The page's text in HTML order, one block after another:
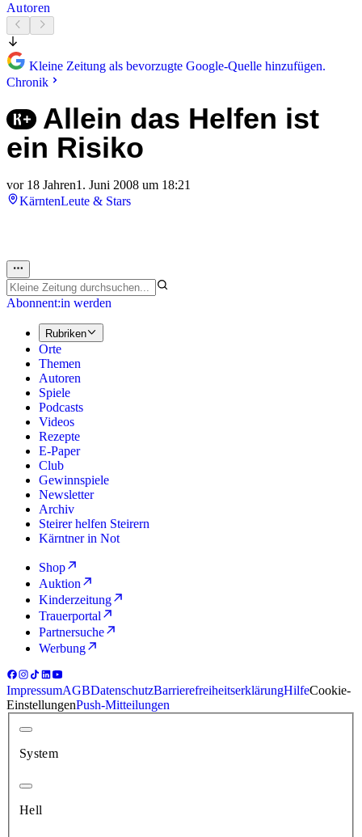
Autoren
Kleine Zeitung als bevorzugte Google-Quelle hinzufügen.
Chronik
Allein das Helfen ist
ein Risiko
vor 18 Jahren1. Juni 2008 um 18:21
KärntenLeute & Stars
Abonnent:in werden
Rubriken
Orte
Themen
Autoren
Spiele
Podcasts
Videos
Rezepte
E-Paper
Club
Gewinnspiele
Newsletter
Archiv
Steirer helfen Steirern
Kärntner in Not
Shop
Auktion
Kinderzeitung
Trauerportal
Partnersuche
Werbung
ImpressumAGBDatenschutzBarrierefreiheitserklärungHilfeCookie-
EinstellungenPush-Mitteilungen
System
Hell